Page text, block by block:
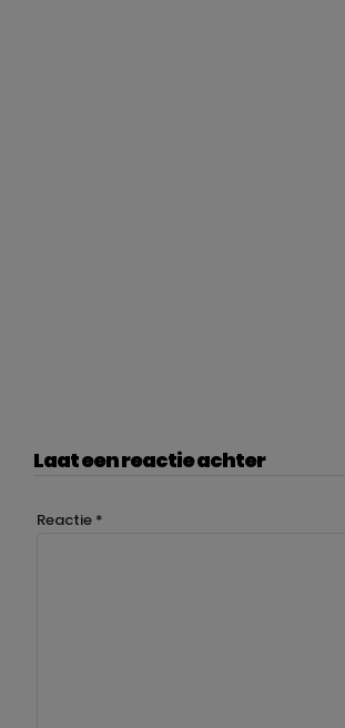
Laat een reactie achter
Reactie *